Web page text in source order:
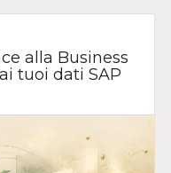
alla Business
tuoi dati SAP